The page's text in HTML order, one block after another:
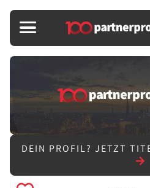
DEIN PROFIL? JETZT